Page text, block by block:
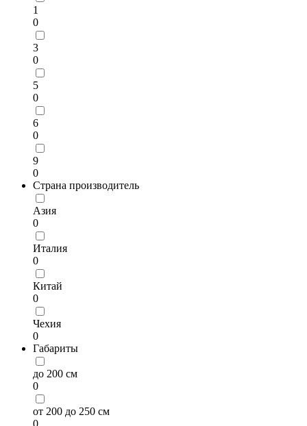
1
0
3
0
5
0
6
0
9
0
Страна производитель
Азия
0
Италия
0
Китай
0
Чехия
0
Габариты
до 200 см
0
от 200 до 250 см